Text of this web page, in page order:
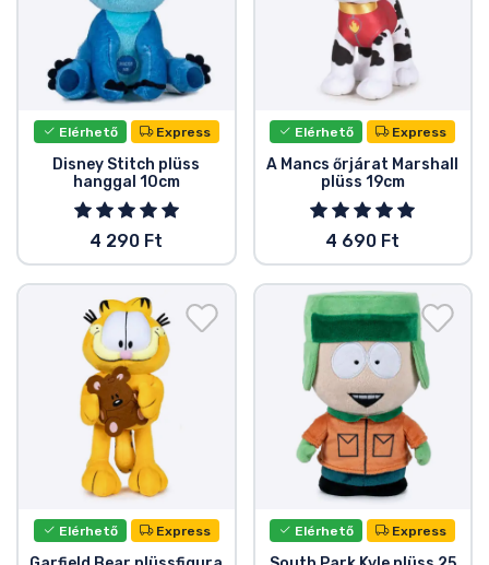
Elérhető Express
Disney Stitch plüss
hanggal 10cm
4 290 Ft
Elérhető Express
A Mancs őrjárat Marshall
plüss 19cm
4 690 Ft
Elérhető Express Elérhető Express